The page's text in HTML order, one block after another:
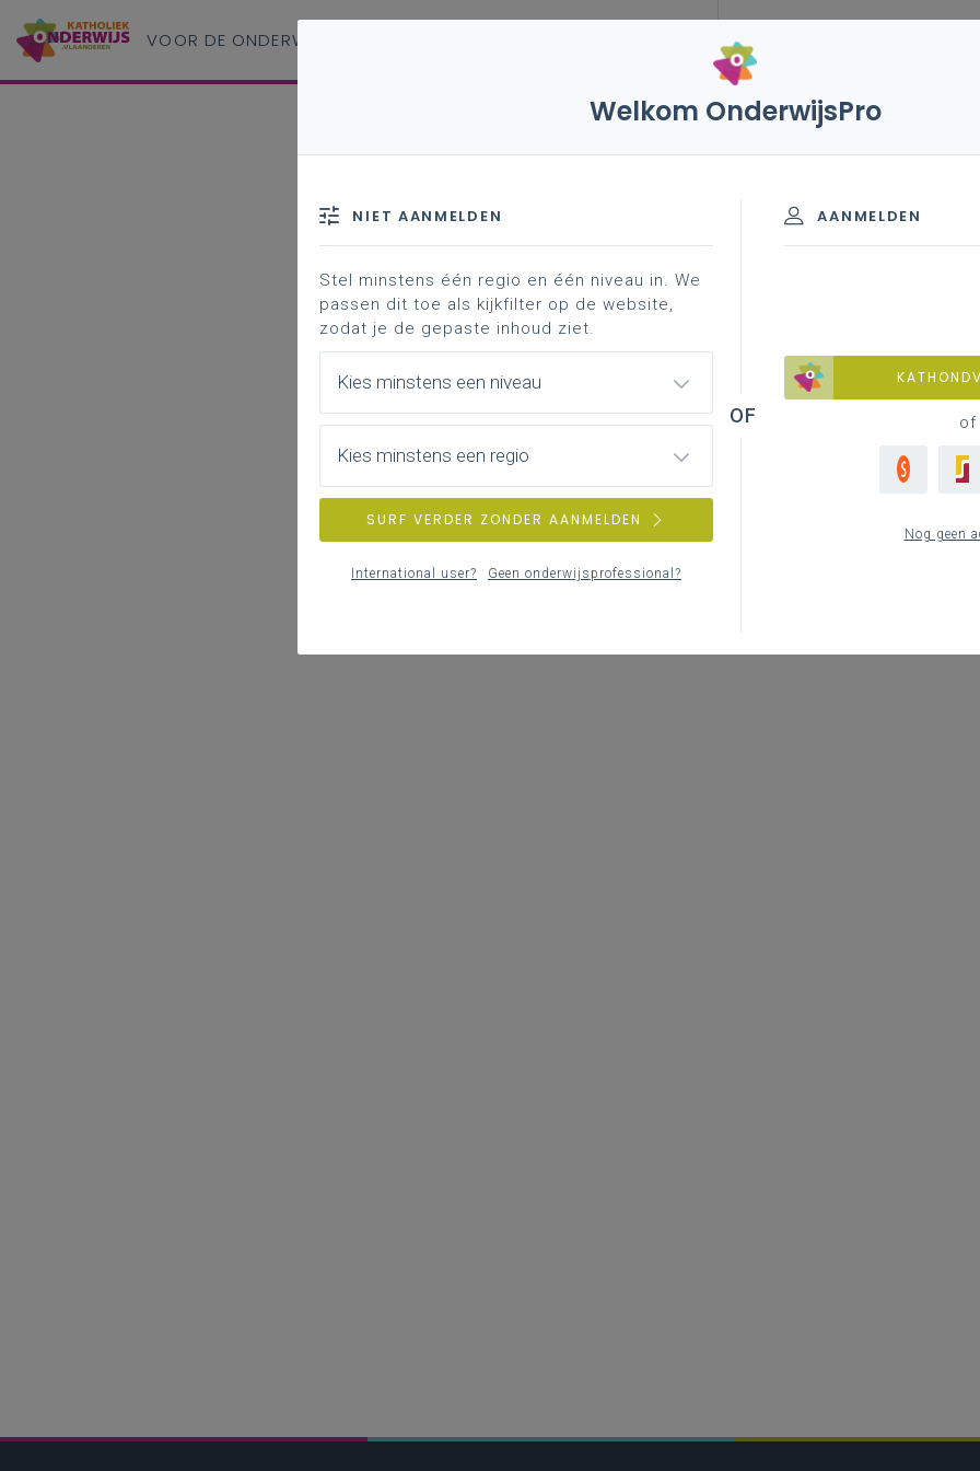
VOOR DE ONDERWIJS
Welkom OnderwijsPro
AANMELDEN
of
Nog geen
NIET AANMELDEN
Stel minstens één regio en één niveau in. We
passen dit toe als kijkfilter op de website,
zodat je de gepaste inhoud ziet.
Kies minstens een niveau
Kies minstens een regio
SURF VERDER ZONDER AANMELDEN
International user? Geen onderwijsprofessional?